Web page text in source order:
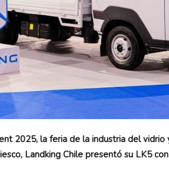
2025, la feria de la industria del
Landking Chile presentó su LK5